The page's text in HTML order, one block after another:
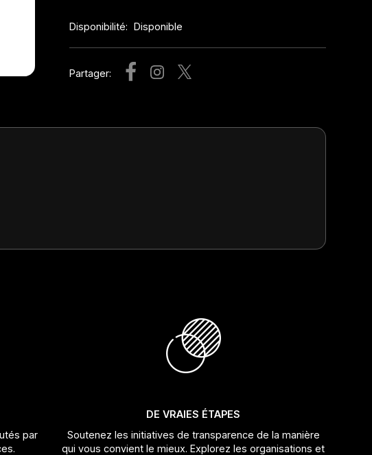
Disponibilité: Disponible
Partager:
par
DE VRAIES ÉTAPES
Soutenez les initiatives de transparence de la manière
qui vous convient le mieux. Explorez les organisations et